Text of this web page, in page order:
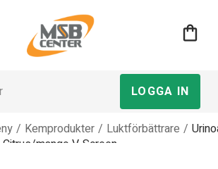
shopping_bag
LOGGA IN
/ Kemprodukter / Luktförbättrare /
Citrus/mango V-Screen